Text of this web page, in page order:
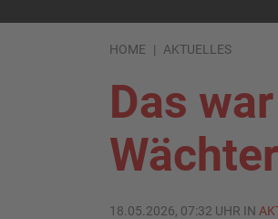
HOME AKTUELLES
Das
18.05.2026, 07:32 UHR IN